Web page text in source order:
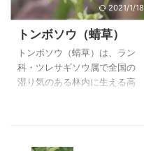
に生えるツレサギソウ属の花
は何度も目にしていたのです
が、浅い山林に生えるオオバ
のトンボソウには初めて出会
いました。 浅い野山で、ツレ
サギソウ属の花を見つけたと
2021/1/18
トンボソウ（蜻草）
トンボソウ（蜻草）は、ラン
科・ツレサギソウ属で全国の
湿り気のある林内に生える高